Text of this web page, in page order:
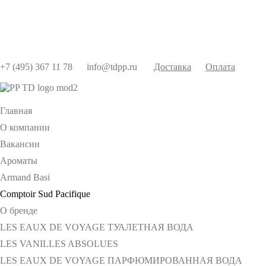
+7 (495) 367 11 78 info@tdpp.ru Доставка Оплата
Главная
О компании
Вакансии
Ароматы
Armand Basi
Comptoir Sud Pacifique
О бренде
LES EAUX DE VOYAGE ТУАЛЕТНАЯ ВОДА
LES VANILLES ABSOLUES
LES EAUX DE VOYAGE ПАРФЮМИРОВАННАЯ ВОДА